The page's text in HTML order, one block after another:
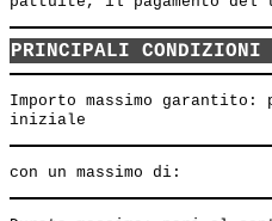
PRINCIPALI CONDIZIONI
Importo massimo